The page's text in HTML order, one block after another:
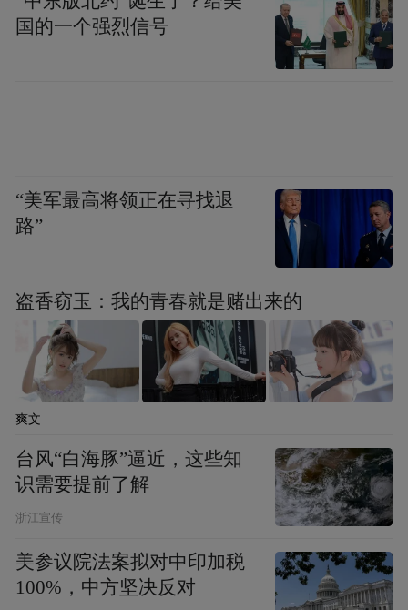
国的一个强烈信号
“美军最高将领正在寻找退
路”
盗香窃玉：我的青春就是赌出来的
爽文
台风“白海豚”逼近，这些知
识需要提前了解
浙江宣传
美参议院法案拟对中印加税
100%，中方坚决反对